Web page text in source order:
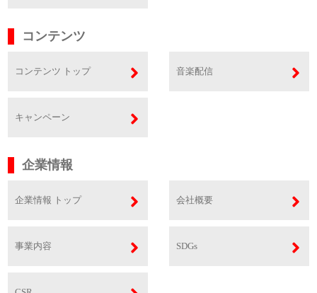
コンテンツ
コンテンツ トップ 音楽配信
キャンペーン
企業情報
企業情報 トップ 会社概要
事業内容 SDGs